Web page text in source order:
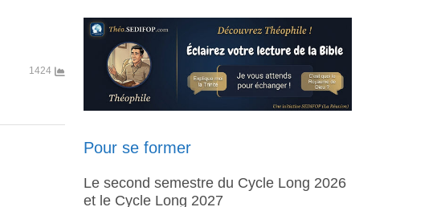
1424
Pour se former
Le second semestre du Cycle Long 2026
et le Cycle Long 2027